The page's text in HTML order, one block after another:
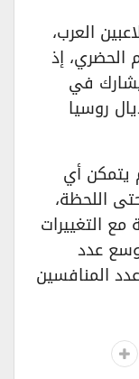
العرب،
إذ
في
روسيا
يتمكن أي
اللحظة،
التغييرات
عدد
أن عدد المنافسين